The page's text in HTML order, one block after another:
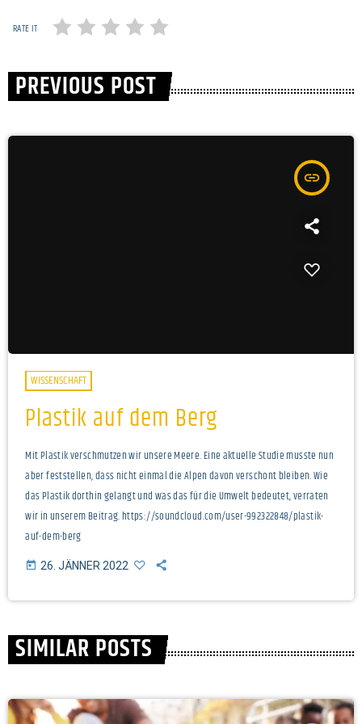
RATE IT
PREVIOUS POST
insert_link
WISSENSCHAFT
Plastik auf dem Berg
Mit Plastik verschmutzen wir unsere Meere. Eine aktuelle Studie musste nun
aber feststellen, dass nicht einmal die Alpen davon verschont bleiben. Wie
das Plastik dorthin gelangt und was das für die Umwelt bedeutet, verraten
wir in unserem Beitrag. https://soundcloud.com/user-992322848/plastik-
auf-dem-berg
today 26. JÄNNER 2022
SIMILAR POSTS